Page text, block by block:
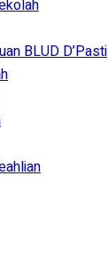
BLUD D’Pasti